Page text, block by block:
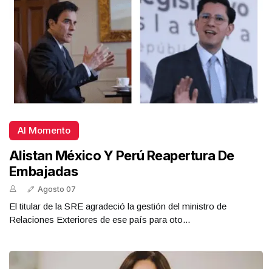
Al Momento
Alistan México Y Perú Reapertura De
Embajadas
Agosto 07
El titular de la SRE agradeció la gestión del ministro de
Relaciones Exteriores de ese país para oto...